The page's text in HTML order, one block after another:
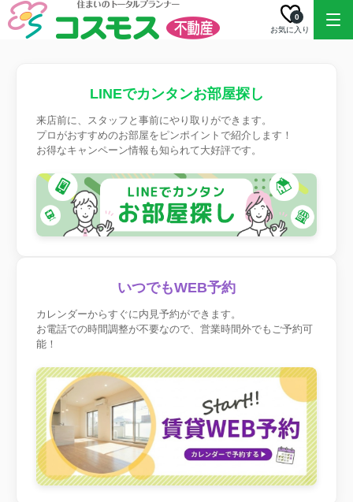
お気に入り
0
LINEでカンタンお部屋探し
来店前に、スタッフと事前にやり取りができます。
プロがおすすめのお部屋をピンポイントで紹介します！
お得なキャンペーン情報も知られて大好評です。
いつでもWEB予約
カレンダーからすぐに内見予約ができます。
お電話での時間調整が不要なので、営業時間外でもご予約可
能！